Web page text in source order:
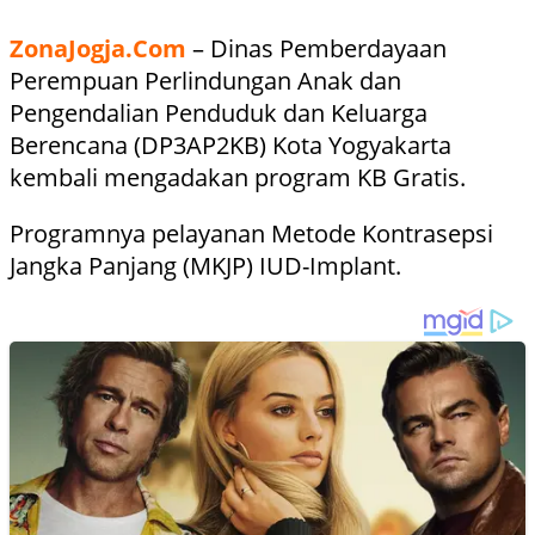
ZonaJogja.Com – Dinas Pemberdayaan
Perempuan Perlindungan Anak dan
Pengendalian Penduduk dan Keluarga
Berencana (DP3AP2KB) Kota Yogyakarta
kembali mengadakan program KB Gratis.
Programnya pelayanan Metode Kontrasepsi
Jangka Panjang (MKJP) IUD-Implant.